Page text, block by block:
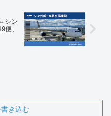
シン
便、
き込む